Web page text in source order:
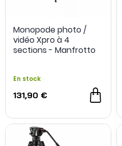
Monopode photo /
vidéo Xpro à 4
sections - Manfrotto
En stock
131,90 €